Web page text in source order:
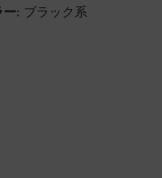
ー: ブラック系